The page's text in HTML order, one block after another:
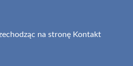
na stronę Kontakt